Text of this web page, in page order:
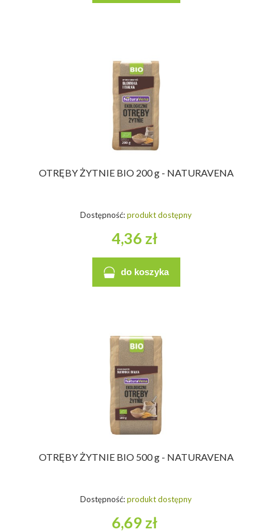
OTRĘBY ŻYTNIE BIO 200 g - NATURAVENA
Dostępność:produkt dostępny
4,36 zł
do koszyka
OTRĘBY ŻYTNIE BIO 500 g - NATURAVENA
Dostępność:produkt dostępny
6,69 zł